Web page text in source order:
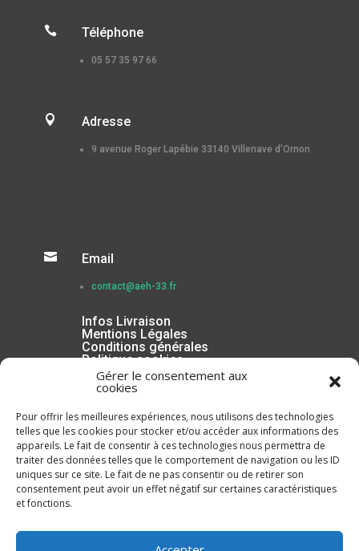
Gérer le consentement aux
cookies
Pour offrir les meilleures expériences, nous utilisons des technologies
telles que les cookies pour stocker et/ou accéder aux informations des
appareils. Le fait de consentir à ces technologies nous permettra de
traiter des données telles que le comportement de navigation ou les ID
uniques sur ce site. Le fait de ne pas consentir ou de retirer son
consentement peut avoir un effet négatif sur certaines caractéristiques
et fonctions.
 Téléphone
05 57 35 97 66
 Adresse
9 avenue Roger Lapébie 33140 Villenave d’Ornon
 Email
contact@aeh-33.fr
Infos Livraison
Mentions Légales
Conditions générales
Politique cookies